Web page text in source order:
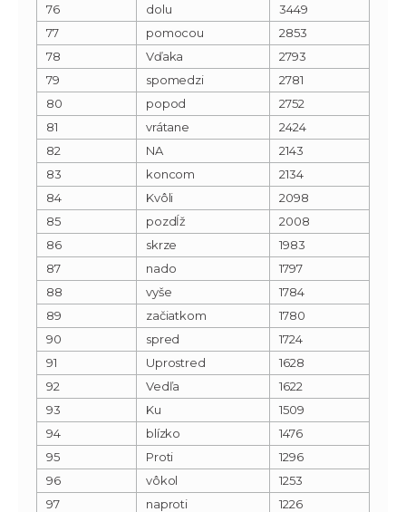
76
dolu
3449
77
pomocou
2853
78
Vďaka
2793
79
spomedzi
2781
80
popod
2752
81
vrátane
2424
82
NA
2143
83
koncom
2134
84
Kvôli
2098
85
pozdĺž
2008
86
skrze
1983
87
nado
1797
88
vyše
1784
89
začiatkom
1780
90
spred
1724
91
Uprostred
1628
92
Vedľa
1622
93
Ku
1509
94
blízko
1476
95
Proti
1296
96
vôkol
1253
97
naproti
1226